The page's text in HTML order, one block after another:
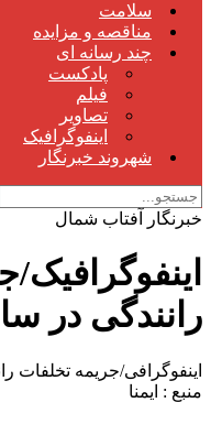
سلامت
مناقصه و مزایده
چند رسانه ای
پادکست
فیلم
تصاویر
اینفوگرافیک
شهروند خبرنگار
خبرنگار آفتاب شمال
رانندگی در سال
اینفوگرافی/جریمە تخلفات
منبع : ایمنا